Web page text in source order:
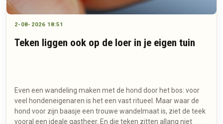
2-08-2026 18:51
Teken liggen ook op de loer in je eigen tuin
Even een wandeling maken met de hond door het bos: voor
veel hondeneigenaren is het een vast ritueel. Maar waar de
hond voor zijn baasje een trouwe wandelmaat is, ziet de teek
vooral een ideale gastheer. En die teken zitten allang niet